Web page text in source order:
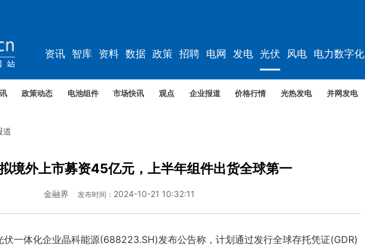
资讯 智库 资料 数据 政策 招聘 电网 发电 光伏 风电 电力数字化
政策动态 电池组件 市场快讯 观点 企业报道 价格行情 光热发电 并网发电
道
境外上市募资45亿元，上半年组件出货全球第一
金融界 发布时间： 2024-10-21 10:32:11
体化企业晶科能源(688223.SH)发布公告称，计划通过发行全球存托凭证(GDR)